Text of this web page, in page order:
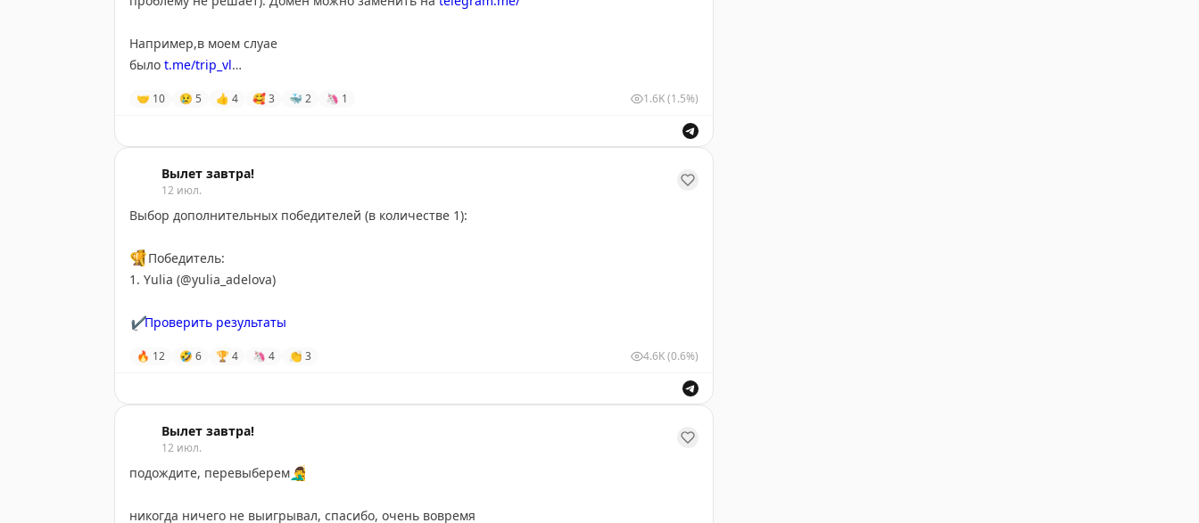
Например,в моем слуае
было t.me/trip_vl
UPD. Починили, теперь все по прежнему!
🤝 10 😢 5 👍 4 🥰3 🐳 2 🦄 1 1.6K(1.5%)
Вылет завтра!
12 июл.
Выбор дополнительных победителей (в количестве 1):
🏆Победитель:
1. Yulia (@yulia_adelova)
✔️Проверить результаты
🔥 12 🤣 6 🏆 4 🦄 4 👏 3 4.6K(0.6%)
Вылет завтра!
12 июл.
подождите, перевыберем 🤦‍♂️
никогда ничего не выигрывал, спасибо, очень вовремя